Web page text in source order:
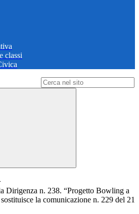
classi
Dirigenza n. 238. “Progetto Bowling a
la comunicazione n. 229 del 21